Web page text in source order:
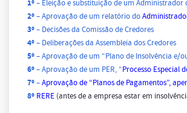
1º– Eleição e substituição de um Administrador
2º– Aprovação de um relatório do
3º– Decisões da Comissão de Credores
4º– Deliberações da Assembleia dos Credores
5º– Aprovação de um “Plano de Insolvência e/
6º– Aprovação de um PER, “Processo Especial
7º–Aprovação de “Planos de Pagamentos”,
8º RERE (antes de a empresa estar em